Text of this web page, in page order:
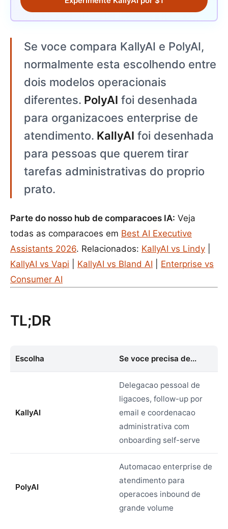
Se voce compara KallyAI e PolyAI,
normalmente esta escolhendo entre
dois modelos operacionais
diferentes. PolyAI foi desenhada
para organizacoes enterprise de
atendimento. KallyAI foi desenhada
para pessoas que querem tirar
tarefas administrativas do proprio
prato.
Parte do nosso hub de comparacoes IA: Veja
todas as comparacoes em Best AI Executive
Assistants 2026. Relacionados: KallyAI vs Lindy
KallyAI vs Vapi
KallyAI vs Bland AI
Enterprise vs
Consumer AI
TL;DR
Escolha Se voce precisa de...
KallyAI
Delegacao pessoal de
ligacoes, follow-up por
email e coordenacao
administrativa com
onboarding self-serve
PolyAI
Automacao enterprise de
atendimento para
operacoes inbound de
grande volume